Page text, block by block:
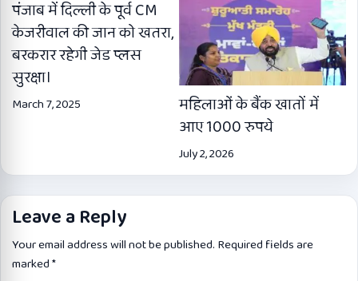
पंजाब में दिल्ली के पूर्व CM
केजरीवाल की जान को खतरा,
बरकरार रहेगी जेड प्लस
सुरक्षा।
March 7, 2025
महिलाओं के बैंक खातों में
आए 1000 रुपये
July 2, 2026
Leave a Reply
Your email address will not be published. Required fields are
marked*